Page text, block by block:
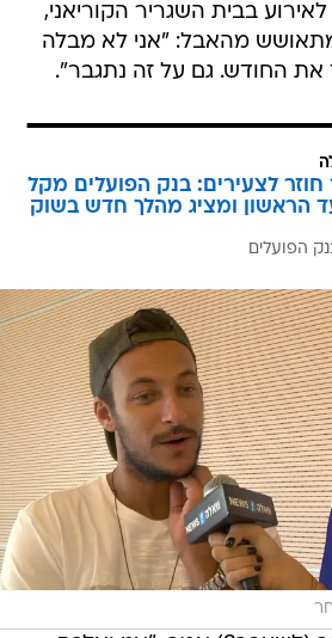
לאירוע בבית השגריר הקוריאני,
מהאבל: "אני לא מבלה
החודש. גם על זה נתגבר".
לצעירים: בנק הפועלים מקל
הראשון ומציג מהלך חדש בשוק
הפועלים